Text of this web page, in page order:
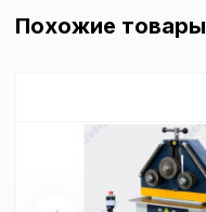
Похожие товары